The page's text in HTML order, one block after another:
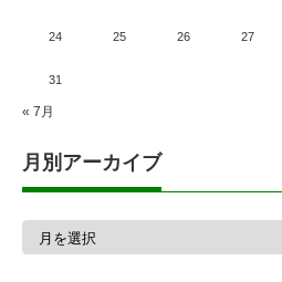
24 25 26 27
31
« 7月
月別アーカイブ
月